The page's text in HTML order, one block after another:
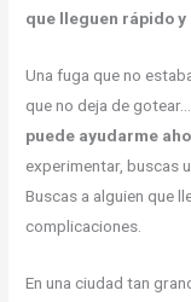
que lleguen rápido
Una fuga que no
que no deja de
puede ayudarme
experimentar, buscas
Buscas a alguien que
complicaciones.
En una ciudad tan